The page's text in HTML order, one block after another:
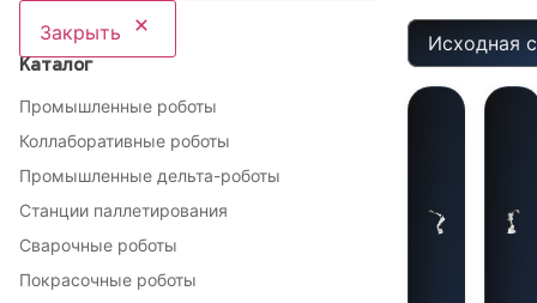
Закрыть
Каталог
Промышленные роботы
Коллаборативные роботы
Промышленные дельта-роботы
Станции паллетирования
Сварочные роботы
Покрасочные роботы